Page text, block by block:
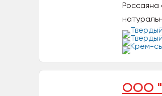
Россаяна
ООО